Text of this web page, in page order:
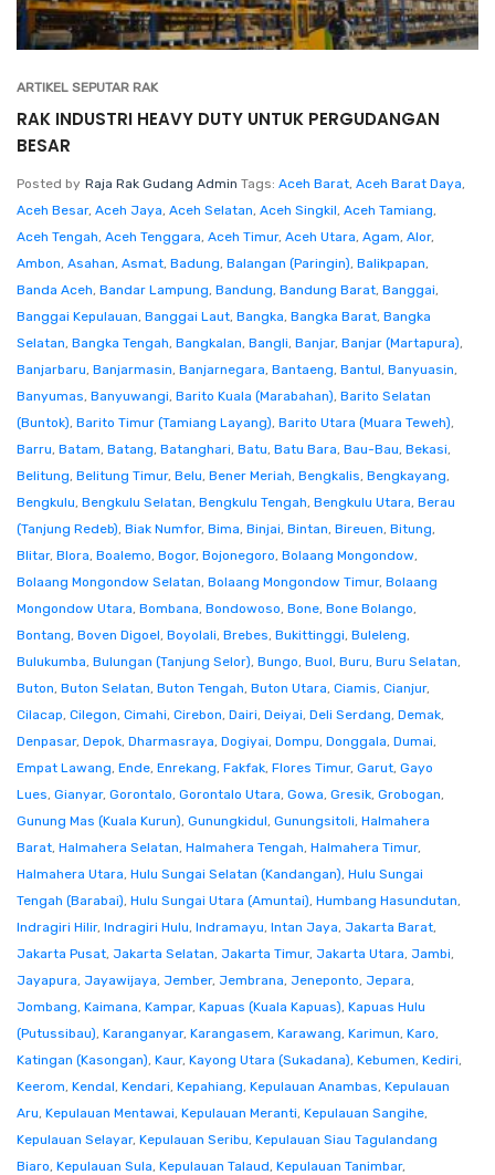
ARTIKEL SEPUTAR RAK
RAK INDUSTRI HEAVY DUTY UNTUK PERGUDANGAN
BESAR
Posted by Raja Rak Gudang Admin Tags: Aceh Barat, Aceh Barat Daya,
Aceh Besar, Aceh Jaya, Aceh Selatan, Aceh Singkil, Aceh Tamiang,
Aceh Tengah, Aceh Tenggara, Aceh Timur, Aceh Utara, Agam, Alor,
Ambon, Asahan, Asmat, Badung, Balangan (Paringin), Balikpapan,
Banda Aceh, Bandar Lampung, Bandung, Bandung Barat, Banggai,
Banggai Kepulauan, Banggai Laut, Bangka, Bangka Barat, Bangka
Selatan, Bangka Tengah, Bangkalan, Bangli, Banjar, Banjar (Martapura),
Banjarbaru, Banjarmasin, Banjarnegara, Bantaeng, Bantul, Banyuasin,
Banyumas, Banyuwangi, Barito Kuala (Marabahan), Barito Selatan
(Buntok), Barito Timur (Tamiang Layang), Barito Utara (Muara Teweh),
Barru, Batam, Batang, Batanghari, Batu, Batu Bara, Bau-Bau, Bekasi,
Belitung, Belitung Timur, Belu, Bener Meriah, Bengkalis, Bengkayang,
Bengkulu, Bengkulu Selatan, Bengkulu Tengah, Bengkulu Utara, Berau
(Tanjung Redeb), Biak Numfor, Bima, Binjai, Bintan, Bireuen, Bitung,
Blitar, Blora, Boalemo, Bogor, Bojonegoro, Bolaang Mongondow,
Bolaang Mongondow Selatan, Bolaang Mongondow Timur, Bolaang
Mongondow Utara, Bombana, Bondowoso, Bone, Bone Bolango,
Bontang, Boven Digoel, Boyolali, Brebes, Bukittinggi, Buleleng,
Bulukumba, Bulungan (Tanjung Selor), Bungo, Buol, Buru, Buru Selatan,
Buton, Buton Selatan, Buton Tengah, Buton Utara, Ciamis, Cianjur,
Cilacap, Cilegon, Cimahi, Cirebon, Dairi, Deiyai, Deli Serdang, Demak,
Denpasar, Depok, Dharmasraya, Dogiyai, Dompu, Donggala, Dumai,
Empat Lawang, Ende, Enrekang, Fakfak, Flores Timur, Garut, Gayo
Lues, Gianyar, Gorontalo, Gorontalo Utara, Gowa, Gresik, Grobogan,
Gunung Mas (Kuala Kurun), Gunungkidul, Gunungsitoli, Halmahera
Barat, Halmahera Selatan, Halmahera Tengah, Halmahera Timur,
Halmahera Utara, Hulu Sungai Selatan (Kandangan), Hulu Sungai
Tengah (Barabai), Hulu Sungai Utara (Amuntai), Humbang Hasundutan,
Indragiri Hilir, Indragiri Hulu, Indramayu, Intan Jaya, Jakarta Barat,
Jakarta Pusat, Jakarta Selatan, Jakarta Timur, Jakarta Utara, Jambi,
Jayapura, Jayawijaya, Jember, Jembrana, Jeneponto, Jepara,
Jombang, Kaimana, Kampar, Kapuas (Kuala Kapuas), Kapuas Hulu
(Putussibau), Karanganyar, Karangasem, Karawang, Karimun, Karo,
Katingan (Kasongan), Kaur, Kayong Utara (Sukadana), Kebumen, Kediri,
Keerom, Kendal, Kendari, Kepahiang, Kepulauan Anambas, Kepulauan
Aru, Kepulauan Mentawai, Kepulauan Meranti, Kepulauan Sangihe,
Kepulauan Selayar, Kepulauan Seribu, Kepulauan Siau Tagulandang
Biaro, Kepulauan Sula, Kepulauan Talaud, Kepulauan Tanimbar,